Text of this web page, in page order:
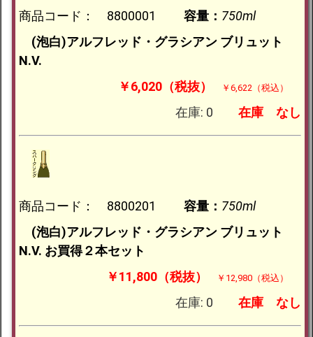
商品コード： 8800001 容量： 750ml
(泡白)アルフレッド・グラシアン ブリュット
N.V.
￥6,020（税抜）
￥6,622（税込）
在庫: 0 在庫 なし
商品コード： 8800201 容量： 750ml
(泡白)アルフレッド・グラシアン ブリュット
N.V. お買得２本セット
￥11,800（税抜）
￥12,980（税込）
在庫: 0 在庫 なし